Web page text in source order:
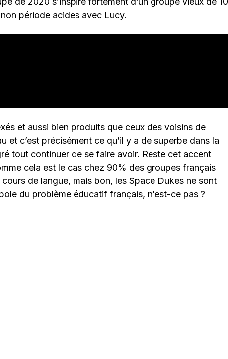
période acides avec Lucy.
et aussi bien produits que ceux des voisins de
et c’est précisément ce qu’il y a de superbe dans la
tout continuer de se faire avoir. Reste cet accent
cela est le cas chez 90% des groupes français
de langue, mais bon, les Space Dukes ne sont
du problème éducatif français, n’est-ce pas ?